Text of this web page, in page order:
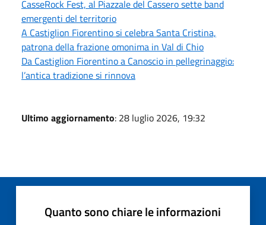
CasseRock Fest, al Piazzale del Cassero sette band
emergenti del territorio
A Castiglion Fiorentino si celebra Santa Cristina,
patrona della frazione omonima in Val di Chio
Da Castiglion Fiorentino a Canoscio in pellegrinaggio:
l’antica tradizione si rinnova
Ultimo aggiornamento: 28 luglio 2026, 19:32
Quanto sono chiare le informazioni